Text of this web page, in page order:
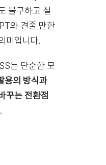
불구하고 실
와 견줄 만한
미입니다.
는 단순한 모
용의 방식과
꾸는 전환점